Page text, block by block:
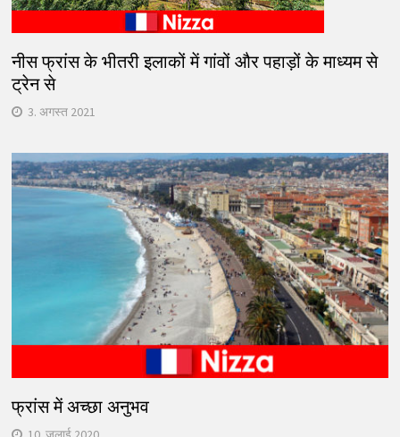
नीस फ्रांस के भीतरी इलाकों में गांवों और पहाड़ों के माध्यम से
ट्रेन से
3. अगस्त 2021
फ्रांस में अच्छा अनुभव